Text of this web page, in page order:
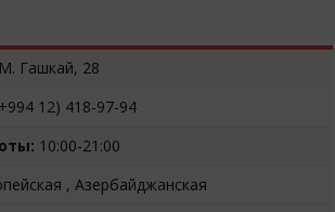
Гашкай, 28
12) 418-97-94
10:00-21:00
, Азербайджанская